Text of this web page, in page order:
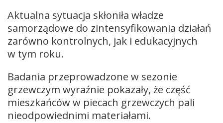
Aktualna sytuacja skłoniła władze
samorządowe do zintensyfikowania działań
zarówno kontrolnych, jak i edukacyjnych
w tym roku.
Badania przeprowadzone w sezonie
grzewczym wyraźnie pokazały, że część
mieszkańców w piecach grzewczych pali
nieodpowiednimi materiałami.